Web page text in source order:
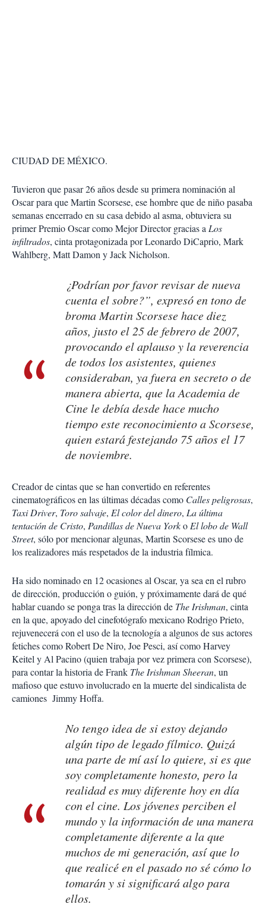
CIUDAD DE MÉXICO.
Tuvieron que pasar 26 años desde su primera nominación al
Oscar para que Martin Scorsese, ese hombre que de niño pasaba
semanas encerrado en su casa debido al asma, obtuviera su
primer Premio Oscar como Mejor Director gracias aLos
infiltrados, cinta protagonizada por Leonardo DiCaprio, Mark
Wahlberg, Matt Damon y Jack Nicholson.
¿Podrían por favor revisar de nueva
cuenta el sobre?”, expresó en tono de
broma Martin Scorsese hace diez
años, justo el 25 de febrero de 2007,
provocando el aplauso y la reverencia
de todos los asistentes, quienes
consideraban, ya fuera en secreto o de
manera abierta, que la Academia de
Cine le debía desde hace mucho
tiempo este reconocimiento a Scorsese,
quien estará festejando 75 años el 17
de noviembre.
Creador de cintas que se han convertido en referentes
cinematográficos en las últimas décadas como Calles peligrosas,
Taxi Driver, Toro salvaje, El color del dinero, La última
tentación de Cristo, Pandillas de Nueva YorkoEl lobo de Wall
Street, sólo por mencionar algunas, Martin Scorsese es uno de
los realizadores más respetados de la industria fílmica.
Ha sido nominado en 12 ocasiones al Oscar, ya sea en el rubro
de dirección, producción o guión, y próximamente dará de qué
hablar cuando se ponga tras la dirección de The Irishman, cinta
en la que, apoyado del cinefotógrafo mexicano Rodrigo Prieto,
rejuvenecerá con el uso de la tecnología a algunos de sus actores
fetiches como Robert De Niro, Joe Pesci, así como Harvey
Keitel y Al Pacino (quien trabaja por vez primera con Scorsese),
para contar la historia de Frank The Irishman Sheeran, un
mafioso que estuvo involucrado en la muerte del sindicalista de
camiones Jimmy Hoffa.
No tengo idea de si estoy dejando
algún tipo de legado fílmico. Quizá
una parte de mí así lo quiere, si es que
soy completamente honesto, pero la
realidad es muy diferente hoy en día
con el cine. Los jóvenes perciben el
mundo y la información de una manera
completamente diferente a la que
muchos de mi generación, así que lo
que realicé en el pasado no sé cómo lo
tomarán y si significará algo para
ellos.